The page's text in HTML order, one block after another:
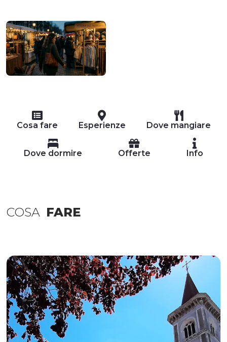
Cosa fare Esperienze Dove mangiare
Dove dormire Offerte Info
COSA FARE